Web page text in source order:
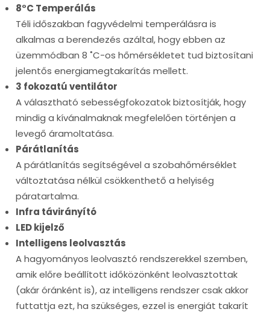
8°C Temperálás
Téli időszakban fagyvédelmi temperálásra is
alkalmas a berendezés azáltal, hogy ebben az
üzemmódban 8 ˚C-os hőmérsékletet tud biztosítani
jelentős energiamegtakarítás mellett.
3 fokozatú ventilátor
A választható sebességfokozatok biztosítják, hogy
mindig a kívánalmaknak megfelelően történjen a
levegő áramoltatása.
Párátlanítás
A párátlanítás segítségével a szobahőmérséklet
változtatása nélkül csökkenthető a helyiség
páratartalma.
Infra távirányító
LED kijelző
Intelligens leolvasztás
A hagyományos leolvasztó rendszerekkel szemben,
amik előre beállított időközönként leolvasztottak
(akár óránként is), az intelligens rendszer csak akkor
futtattja ezt, ha szükséges, ezzel is energiát takarít